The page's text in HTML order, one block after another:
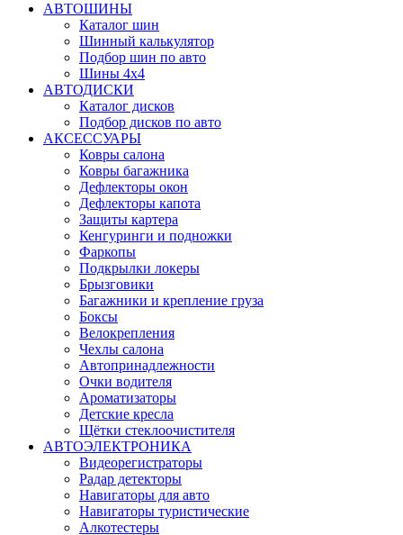
АВТОШИНЫ
Каталог шин
Шинный калькулятор
Подбор шин по авто
Шины 4x4
АВТОДИСКИ
Каталог дисков
Подбор дисков по авто
АКСЕССУАРЫ
Ковры салона
Ковры багажника
Дефлекторы окон
Дефлекторы капота
Защиты картера
Кенгуринги и подножки
Фаркопы
Подкрылки локеры
Брызговики
Багажники и крепление груза
Боксы
Велокрепления
Чехлы салона
Автопринадлежности
Очки водителя
Ароматизаторы
Детские кресла
Щётки стеклоочистителя
АВТОЭЛЕКТРОНИКА
Видеорегистраторы
Радар детекторы
Навигаторы для авто
Навигаторы туристические
Алкотестеры